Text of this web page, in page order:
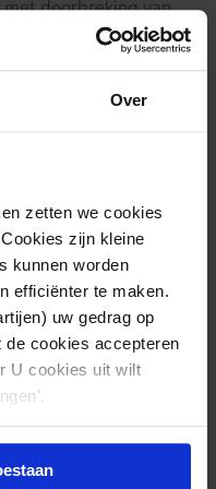
Over
zetten we cookies
zijn kleine
kunnen worden
efficiënter te maken.
uw gedrag op
cookies accepteren
U cookies uit wilt
doorbreking van
ongevraagd
toezichtgestelde
mag delen. Dit is
CTG heeft hierbij
zijn of niet,
informeren van de
te rekenen.
opereren door een
die
klacht kunnen